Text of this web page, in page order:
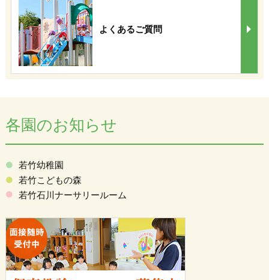
よくあるご質問
各園のお知らせ
若竹幼稚園
若竹こどもの森
若竹石川ナーサリールーム